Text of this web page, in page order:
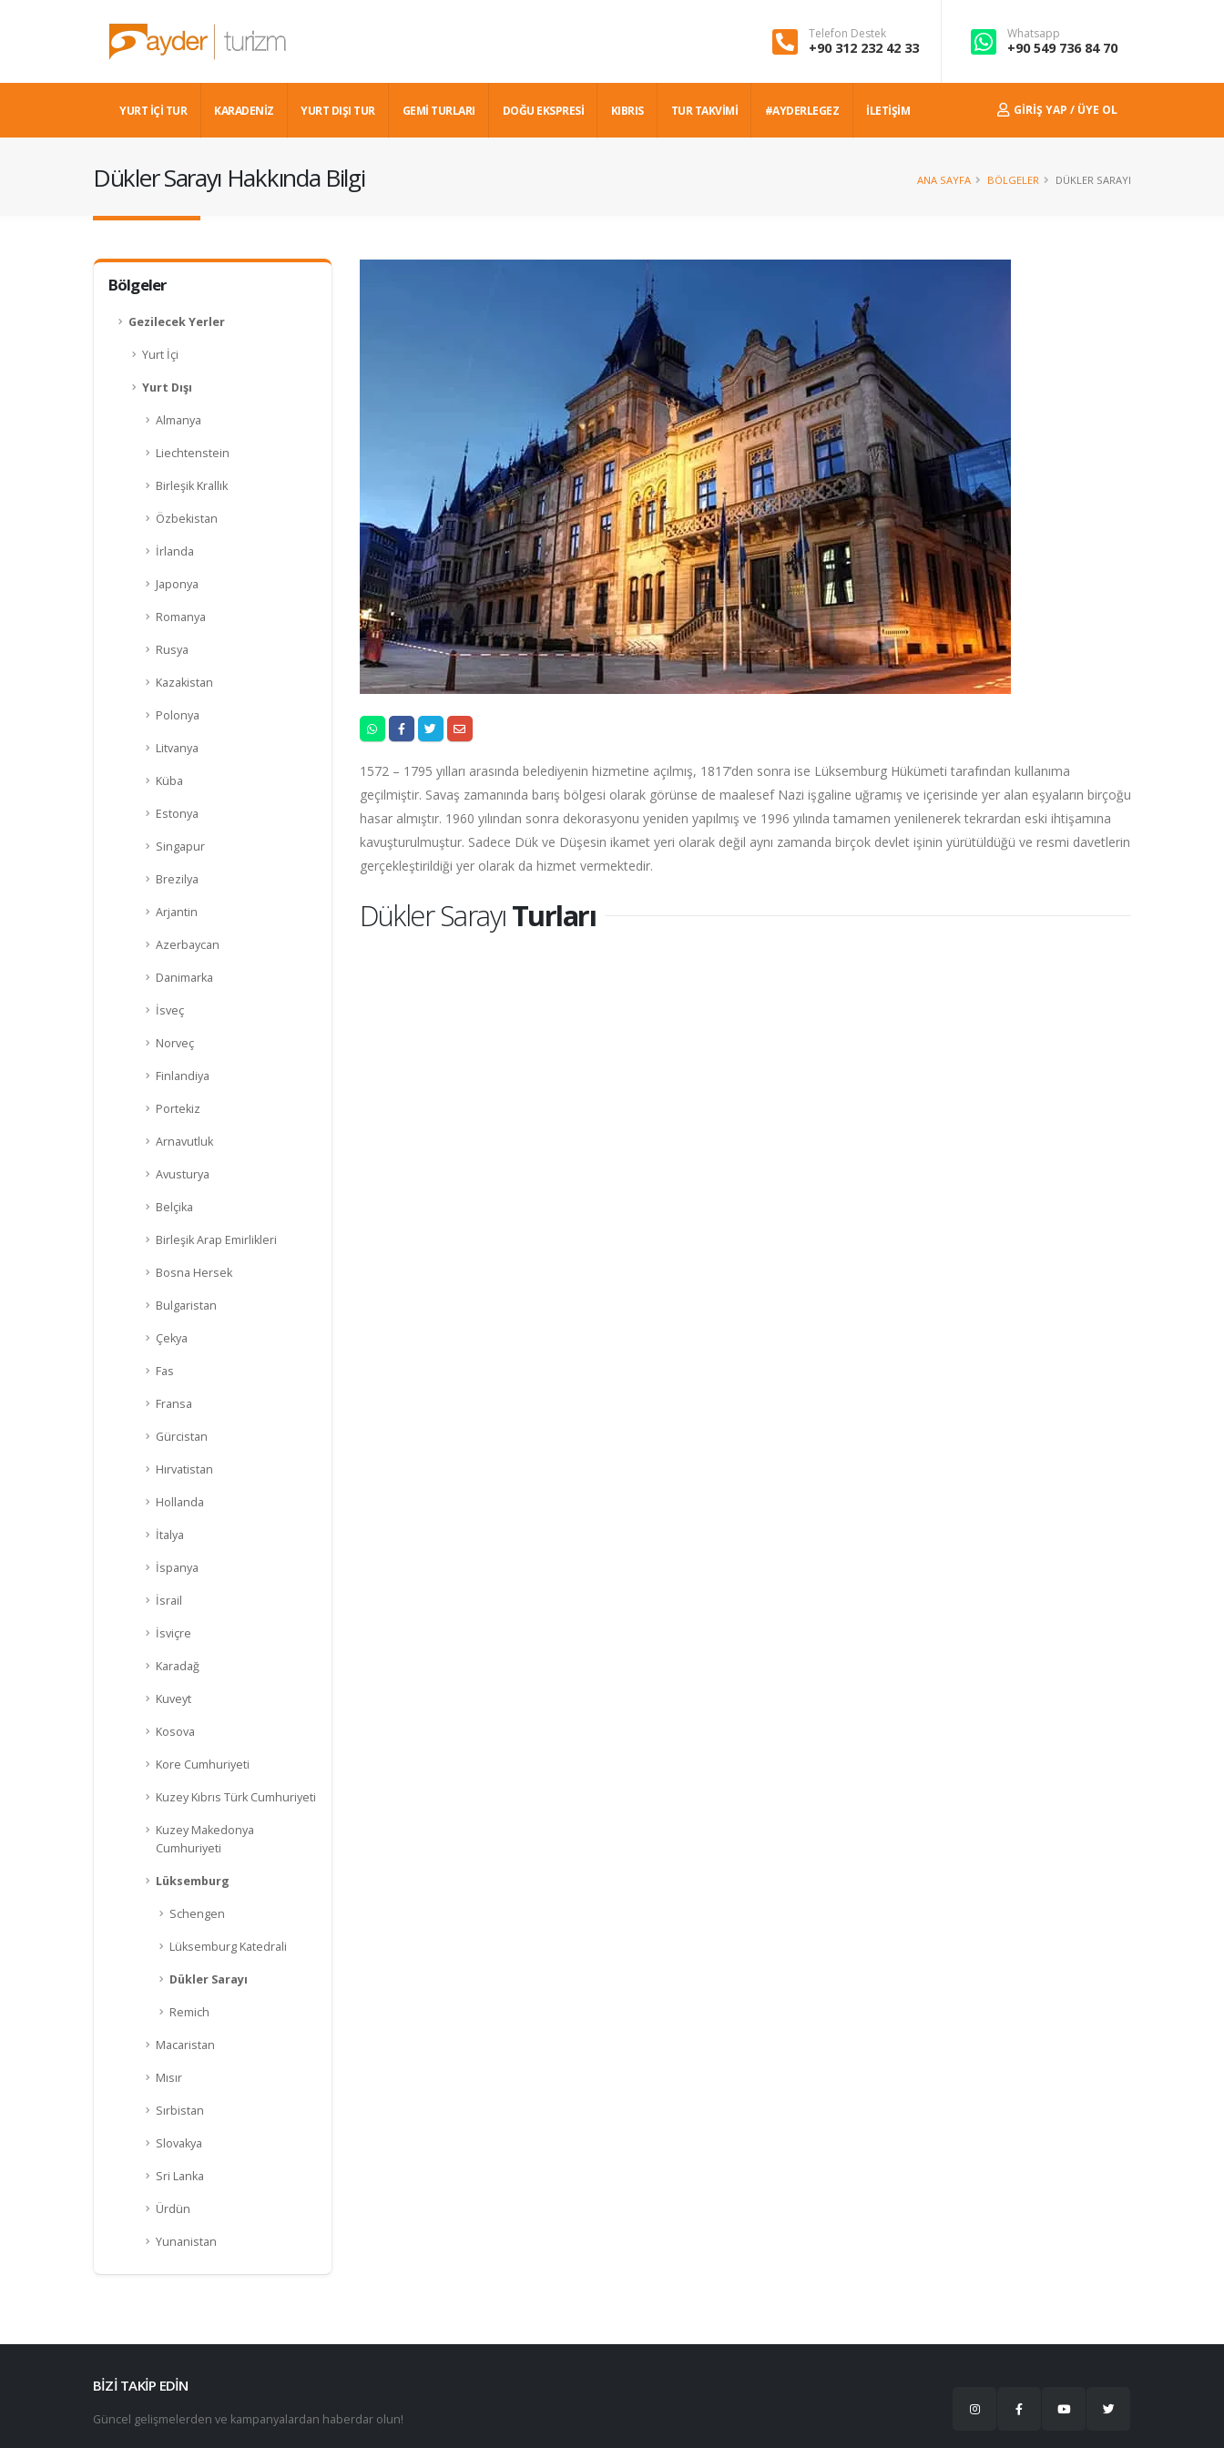
Telefon Destek
+90 312 232 42 33
Whatsapp
+90 549 736 84 70
YURT İÇİ TUR KARADENIZ YURT DIŞI TUR GEMİ TURLARI DOĞU EKSPRESİ KIBRIS TUR TAKVİMİ #AYDERLEGEZ İLETİŞİM GIRIŞ YAP / ÜYE OL
Dükler Sarayı Hakkında Bilgi ANA SAYFA BÖLGELER DÜKLER SARAYI
Bölgeler
Gezilecek Yerler
Yurt İçi
Yurt Dışı
Almanya
Liechtenstein
Birleşik Krallık
Özbekistan
İrlanda
Japonya
Romanya
Rusya
Kazakistan
Polonya
Litvanya
Küba
Estonya
Singapur
Brezilya
Arjantin
Azerbaycan
Danimarka
İsveç
Norveç
Finlandiya
Portekiz
Arnavutluk
Avusturya
Belçika
Birleşik Arap Emirlikleri
Bosna Hersek
Bulgaristan
Çekya
Fas
Fransa
Gürcistan
Hırvatistan
Hollanda
İtalya
İspanya
İsrail
İsviçre
Karadağ
Kuveyt
Kosova
Kore Cumhuriyeti
Kuzey Kıbrıs Türk Cumhuriyeti
Kuzey Makedonya
Cumhuriyeti
Lüksemburg
Schengen
Lüksemburg Katedrali
Dükler Sarayı
Remich
Macaristan
Mısır
Sırbistan
Slovakya
Sri Lanka
Ürdün
Yunanistan
1572 – 1795 yılları arasında belediyenin hizmetine açılmış, 1817’den sonra ise Lüksemburg Hükümeti tarafından kullanıma
geçilmiştir. Savaş zamanında barış bölgesi olarak görünse de maalesef Nazi işgaline uğramış ve içerisinde yer alan eşyaların birçoğu
hasar almıştır. 1960 yılından sonra dekorasyonu yeniden yapılmış ve 1996 yılında tamamen yenilenerek tekrardan eski ihtişamına
kavuşturulmuştur. Sadece Dük ve Düşesin ikamet yeri olarak değil aynı zamanda birçok devlet işinin yürütüldüğü ve resmi davetlerin
gerçekleştirildiği yer olarak da hizmet vermektedir.
Dükler SarayıTurları
BİZİ TAKİP EDİN
Güncel gelişmelerden ve kampanyalardan haberdar olun!